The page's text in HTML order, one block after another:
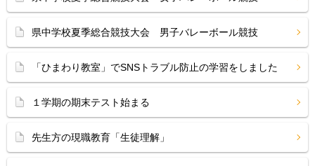
県中学校夏季総合競技大会 男子バレーボール競技
「ひまわり教室」でSNSトラブル防止の学習をしました
１学期の期末テスト始まる
先生方の現職教育「生徒理解」